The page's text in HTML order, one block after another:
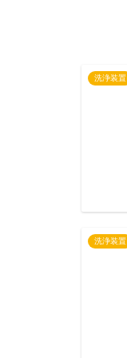
洗浄装置
洗浄装置